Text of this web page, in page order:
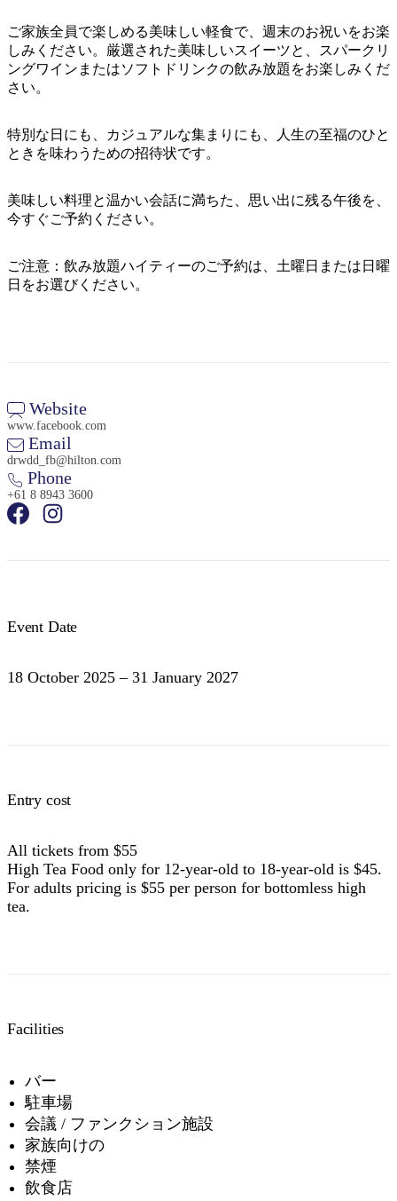
ク
と
ア
ド
ア
域
ご
ク
テ
ィ
テ
ィ
で
し
た
こ
と
旅
行
計
ツ
ー
ル
ご家族全員で楽しめる美味しい軽食で、週末のお祝いをお楽
しみください。厳選された美味しいスイーツと、スパークリ
ングワインまたはソフトドリンクの飲み放題をお楽しみくだ
さい。
特別な日にも、カジュアルな集まりにも、人生の至福のひと
ときを味わうための招待状です。
美味しい料理と温かい会話に満ちた、思い出に残る午後を、
今すぐご予約ください。
ご注意：飲み放題ハイティーのご予約は、土曜日または日曜
日をお選びください。
Website
www.facebook.com
Email
drwdd_fb@hilton.com
Phone
+61 8 8943 3600
Event Date
18 October 2025 – 31 January 2027
Entry cost
All tickets from $55
High Tea Food only for 12-year-old to 18-year-old is $45.
For adults pricing is $55 per person for bottomless high
tea.
Facilities
バー
駐車場
会議 / ファンクション施設
家族向けの
禁煙
飲食店